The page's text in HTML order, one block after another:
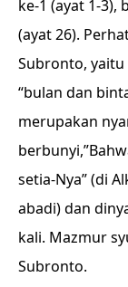
ke-1 (ayat 1-3),
(ayat 26).
Subronto, yaitu
“bulan dan
merupakan
setia-Nya” (di
abadi) dan
kali. Mazmur
Subronto.